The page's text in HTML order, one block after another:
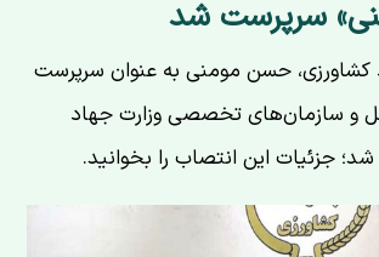
سرپرست شد
کشاورزی، حسن مومنی به عنوان سرپرست
و سازمان‌های تخصصی وزارت جهاد
جزئیات این انتصاب را بخوانید.